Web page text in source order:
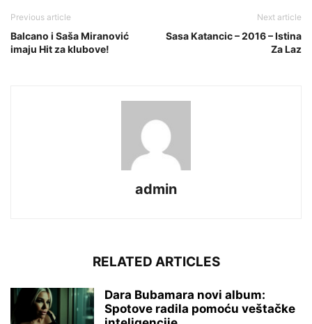
Previous article
Balcano i Saša Miranović
imaju Hit za klubove!
Next article
Sasa Katancic – 2016 – Istina
Za Laz
admin
RELATED ARTICLES
Dara Bubamara novi album:
Spotove radila pomoću veštačke